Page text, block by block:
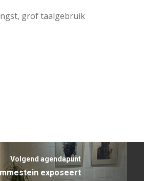
grof taalgebruik
Volgend agendapunt
exposeert